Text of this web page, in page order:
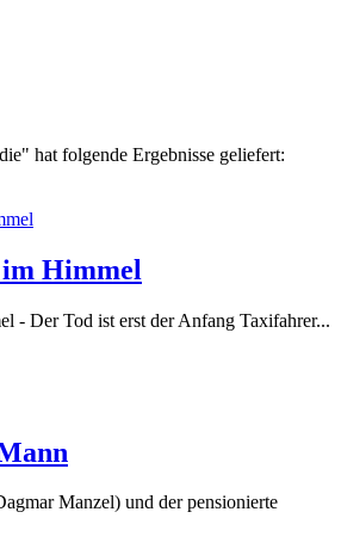
hat folgende Ergebnisse geliefert:
Himmel
- Der Tod ist erst der Anfang Taxifahrer...
Manzel) und der pensionierte